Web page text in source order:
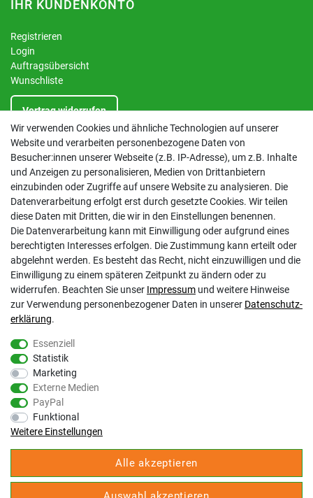
IHR KUNDENKONTO
Registrieren
Login
Auftragsübersicht
Wunschliste
Vertrag widerrufen
INFORMATIONEN
Kontakt
Datenschutzerklärung
AGB
Impressum
Barrierefreiheitserklärung
Altbatterie-Ensorgung
Gölz Motorgeräte Nord GmbH & Co. KG
Melatengürtel 23
50933 Köln
Shop Hotline Mo-Fr 9:00-17:00 Uhr Tel. 0221-9543096
Fax 0221-541358
Unsere STORE Anschriften und Öffnungszeiten:
Köln
Wir verwenden Cookies und ähnliche Technologien auf unserer
Website und verarbeiten personenbezogene Daten von
Besucher:innen unserer Webseite (z.B. IP-Adresse), um z.B. Inhalte
und Anzeigen zu personalisieren, Medien von Drittanbietern
einzubinden oder Zugriffe auf unsere Website zu analysieren. Die
Datenverarbeitung erfolgt erst durch gesetzte Cookies. Wir teilen
diese Daten mit Dritten, die wir in den Einstellungen benennen.
Die Datenverarbeitung kann mit Einwilligung oder aufgrund eines
berechtigten Interesses erfolgen. Die Zustimmung kann erteilt oder
abgelehnt werden. Es besteht das Recht, nicht einzuwilligen und die
Einwilligung zu einem späteren Zeitpunkt zu ändern oder zu
widerrufen. Beachten Sie unser Impressum und weitere Hinweise
zur Verwendung personenbezogener Daten in unserer Daten­schutz­
erklärung.
Essenziell
Statistik
Marketing
Externe Medien
PayPal
Funktional
Weitere Einstellungen
Alle akzeptieren